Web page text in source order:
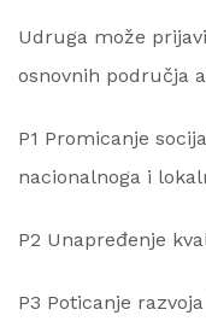
Udruga može
osnovnih područja
P1 Promicanje
nacionalnoga i
P2 Unapređenje
P3 Poticanje